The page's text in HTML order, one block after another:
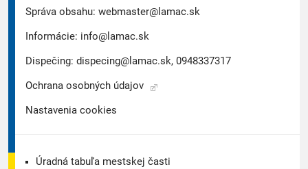
Správa obsahu: webmaster@lamac.sk
Informácie: info@lamac.sk
Dispečing: dispecing@lamac.sk, 0948337317
Ochrana osobných údajov
Nastavenia cookies
Úradná tabuľa mestskej časti